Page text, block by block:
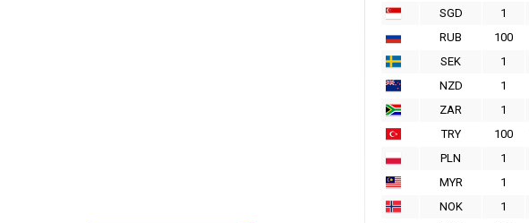
SGD
1
RUB
100
SEK
1
NZD
1
ZAR
1
TRY
100
PLN
1
MYR
1
NOK
1